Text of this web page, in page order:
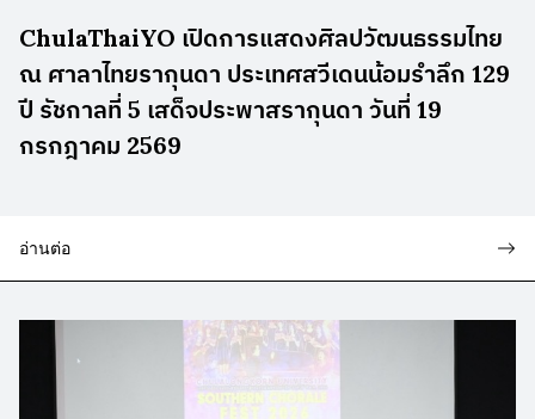
ChulaThaiYO เปิดการแสดงศิลปวัฒนธรรมไทย
ณ ศาลาไทยรากุนดา ประเทศสวีเดนน้อมรำลึก 129
ปี รัชกาลที่ 5 เสด็จประพาสรากุนดา วันที่ 19
กรกฎาคม 2569
อ่านต่อ